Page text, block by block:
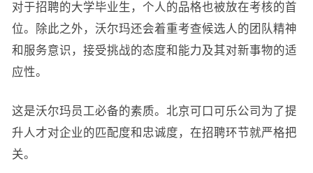
对于招聘的大学毕业生，个人的品格也被放在考核的首
位。除此之外，沃尔玛还会着重考查候选人的团队精神
和服务意识，接受挑战的态度和能力及其对新事物的适
应性。
这是沃尔玛员工必备的素质。北京可口可乐公司为了提
升人才对企业的匹配度和忠诚度，在招聘环节就严格把
关。